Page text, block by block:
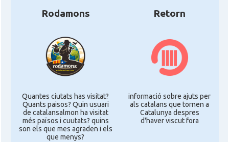
Rodamons
Quantes ciutats has visitat?
Quants paisos? Quin usuari
de catalansalmon ha visitat
més països i cuutats? quins
son els que mes agraden i els
que menys?
Retorn
informació sobre ajuts per
als catalans que tornen a
Catalunya despres
d'haver viscut fora